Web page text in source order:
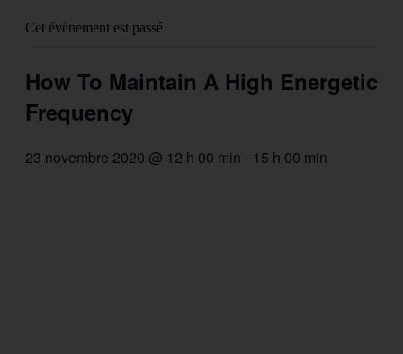
Cet évènement est passé
How To Maintain A High Energetic
Frequency
23 novembre 2020 @ 12 h 00 min - 15 h 00 min